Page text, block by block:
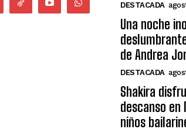
DESTACADA
Una noche
de Andrea
DESTACADA
Shakira
descanso
niños